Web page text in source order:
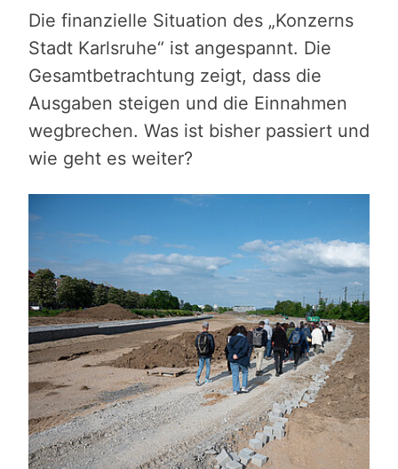
Die finanzielle Situation des „Konzerns
Stadt Karlsruhe“ ist angespannt. Die
Gesamtbetrachtung zeigt, dass die
Ausgaben steigen und die Einnahmen
wegbrechen. Was ist bisher passiert und
wie geht es weiter?